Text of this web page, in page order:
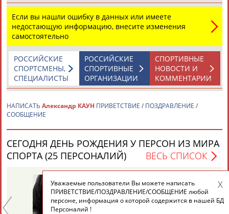
Рамазан
АБДУЛАЕВ
АБДУЛАЕВ
АБДУЛАЗИЗОВ АБДУЛБЕКОВ
Камалудин
АБДУЛДАУДОВ
Абдула
АБДУЛЖАЛИЛОВ
Магомед
АБДУЛКАГИРОВ
Назир
АБДУЛЛАЕВ
24 персон из 13181
ЕЩЁ ПЕРСОНЫ
ТАБЛО АКТИВНОСТИ
Если вы нашли ошибку в данных или имеете
недостающую информацию, внесите изменения
самостоятельно
СПОРТИВНЫЕ
НОВОСТИ И
КОММЕНТАРИИ
РОССИЙСКИЕ
СПОРТИВНЫЕ
ОРГАНИЗАЦИИ
РОССИЙСКИЕ
СПОРТСМЕНЫ,
СПЕЦИАЛИСТЫ
НАПИСАТЬ Александр КАУН ПРИВЕТСТВИЕ / ПОЗДРАВЛЕНИЕ /
СООБЩЕНИЕ
СЕГОДНЯ ДЕНЬ РОЖДЕНИЯ У ПЕРСОН ИЗ МИРА
СПОРТА (25 ПЕРСОНАЛИЙ)
ВЕСЬ СПИСОК
Уважаемые пользователи Вы можете написать
ПРИВЕТСТВИЕ/ПОЗДРАВЛЕНИЕ/СООБЩЕНИЕ любой
персоне, информация о которой содержится в нашей БД
Персоналий !